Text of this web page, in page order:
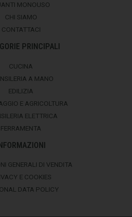
MONOUSO
CHI SIAMO
CONTATTACI
PRINCIPALI
CUCINA
A MANO
EDILIZIA
E AGRICOLTURA
ELETTRICA
FERRAMENTA
GENERALI DI VENDITA
E COOKIES
DATA POLICY